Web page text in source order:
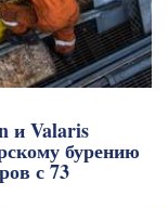
и Valaris
бурению
с 73